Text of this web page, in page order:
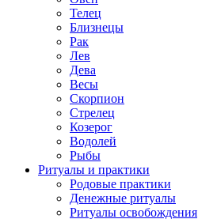
Телец
Близнецы
Рак
Лев
Дева
Весы
Скорпион
Стрелец
Козерог
Водолей
Рыбы
Ритуалы и практики
Родовые практики
Денежные ритуалы
Ритуалы освобождения